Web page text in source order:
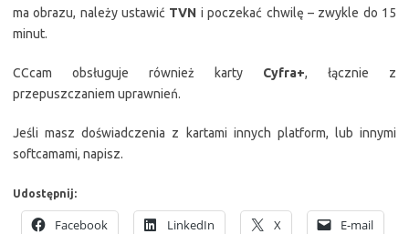
ma obrazu, należy ustawić TVN i poczekać chwilę – zwykle do 15
minut.
CCcam obsługuje również karty Cyfra+, łącznie z
przepuszczaniem uprawnień.
Jeśli masz doświadczenia z kartami innych platform, lub innymi
softcamami, napisz.
Udostępnij:
Facebook LinkedIn X E-mail